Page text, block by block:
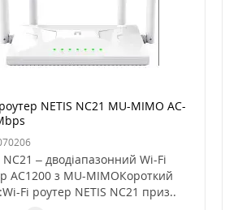
NETIS NC21 MU-MIMO AC-
NC21 – дводіапазонний Wi-Fi
AC1200 з MU-MIMOКороткий
Fi роутер NETIS NC21 приз..